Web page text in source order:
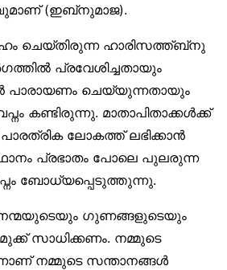
(ഇബ്‌നുമാജ).
ചെയ്തിരുന്ന ഹാരിസത്ത്ബ്‌നു
പ്രവേശിച്ചതായും
പാരായണം ചെയ്യുന്നതായും
കണ്ടിരുന്നു. മാതാപിതാക്കൾക്ക്
ലോകത്ത് ലഭിക്കാൻ
പ്രഭാതം പോലെ പുലരുന്ന
ബോധ്യപ്പെടുത്തുന്നു.
ഗുണങ്ങളുടെയും
സാധിക്കണം. നമ്മുടെ
നമ്മുടെ സന്താനങ്ങൾ